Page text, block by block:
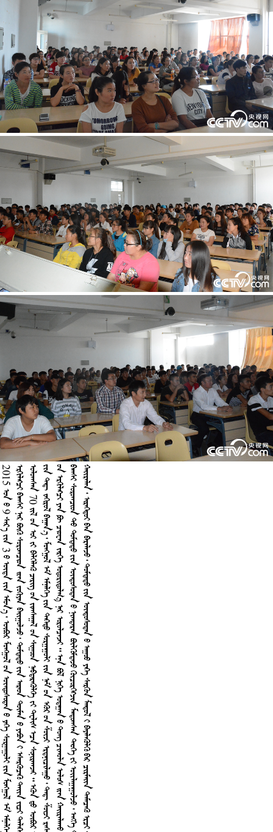
2
0
1
5



9







3








































































































































































































































7
0










































































































































































































































































































































































































































































































































































































































